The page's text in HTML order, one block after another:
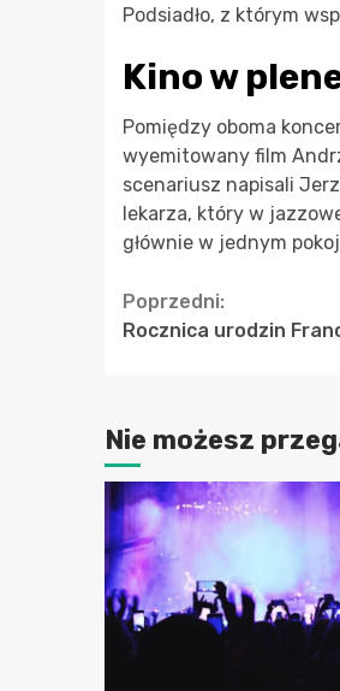
Podsiadło, z którym
Kino w
Pomiędzy oboma
wyemitowany film
scenariusz napisali
lekarza, który w
głównie w jednym
Continue
Poprzedni:
Rocznica urodzin
Nie możesz